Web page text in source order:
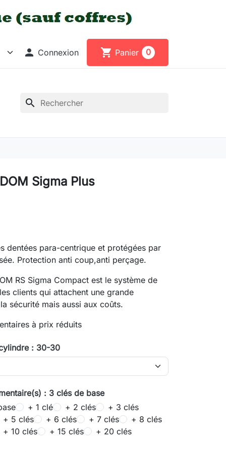
 Connexion shopping_cart Panier 0
search
Sigma Plus
dentées para-centrique et protégées par
Protection anti coup,anti perçage.
RS Sigma Compact est le système de
clients qui attachent une grande
sécurité mais aussi aux coûts.
à prix réduits
: 30-30
: 3 clés de base
+ 1 clé + 2 clés
+ 3 clés
+ 5 clés + 6 clés + 7 clés
+ 8 clés
+ 10 clés + 15 clés + 20 clés